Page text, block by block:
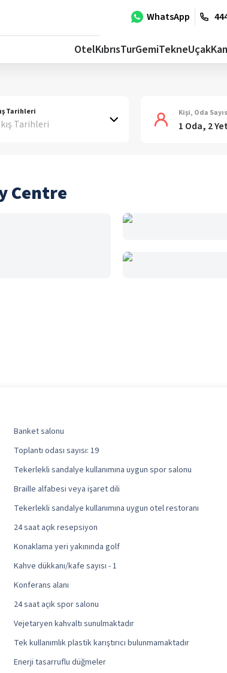
WhatsApp
OtelKıbrısTurGemiTekneUçak
Tarihleri
Tarihleri
Kişi, Oda
1 Oda, 2
Centre
Banket salonu
Toplantı odası sayısı: 19
Tekerlekli sandalye kullanımına uygun spor salonu
Braille alfabesi veya işaret dili
Tekerlekli sandalye kullanımına uygun otel restoranı
24 saat açık resepsiyon
Konaklama yeri yakınında golf
Kahve dükkanı/kafe sayısı - 1
Konferans alanı
24 saat açık spor salonu
Vejetaryen kahvaltı sunulmaktadır
Tek kullanımlık plastik karıştırıcı bulunmamaktadır
Enerji tasarruflu düğmeler